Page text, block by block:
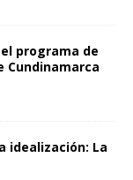
programa de
Cundinamarca
idealización: La